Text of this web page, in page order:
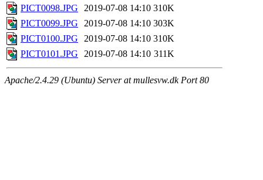
PICT0098.JPG 2019-07-08 14:10 310K
PICT0099.JPG
2019-07-08 14:10 303K
PICT0100.JPG
2019-07-08 14:10 310K
PICT0101.JPG
2019-07-08 14:10 311K
Apache/2.4.29 (Ubuntu) Server at mullesvw.dk Port 80